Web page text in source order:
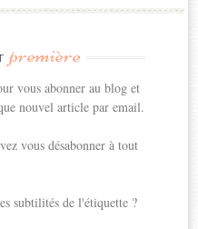
première
vous abonner au blog et
nouvel article par email.
vous désabonner à tout
subtilités de l'étiquette ?